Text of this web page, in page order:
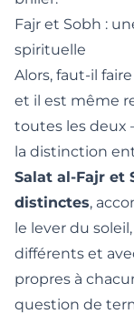
Fajr et Sobh :
spirituelle
Alors, faut-il
et il est même
toutes les deux
la distinction
Salat al-Fajr et
distinctes,
le lever du
différents et
propres à
question de